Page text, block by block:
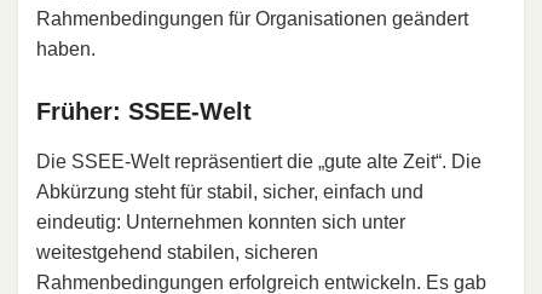
Rahmenbedingungen für Organisationen geändert
haben.
Früher: SSEE-Welt
Die SSEE-Welt repräsentiert die „gute alte Zeit“. Die
Abkürzung steht für stabil, sicher, einfach und
eindeutig: Unternehmen konnten sich unter
weitestgehend stabilen, sicheren
Rahmenbedingungen erfolgreich entwickeln. Es gab